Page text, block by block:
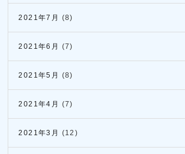
2021年7月 (8)
2021年6月 (7)
2021年5月 (8)
2021年4月 (7)
2021年3月 (12)